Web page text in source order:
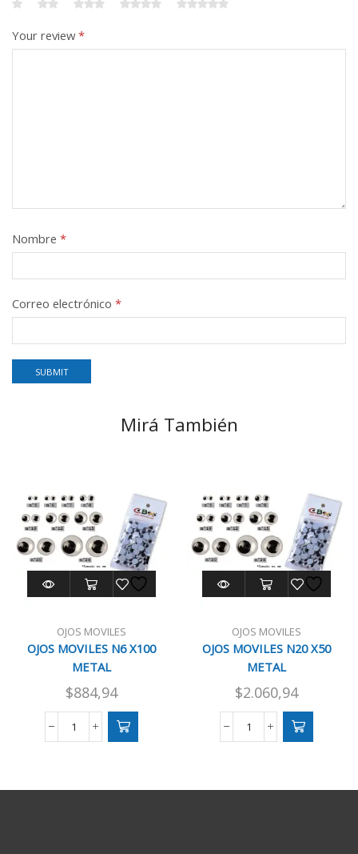
Your review*
Nombre *
Correo electrónico *
Mirá También
OJOS MOVILES
OJOS MOVILES N6 X100
METAL
$884,94
OJOS
METAL
OJOS MOVILES
OJOS MOVILES N20 X50
METAL
$2.060,94
OJOS
METAL